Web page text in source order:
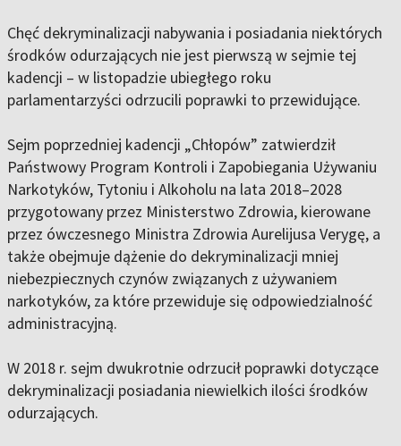
Chęć dekryminalizacji nabywania i posiadania niektórych
środków odurzających nie jest pierwszą w sejmie tej
kadencji – w listopadzie ubiegłego roku
parlamentarzyści odrzucili poprawki to przewidujące.
Sejm poprzedniej kadencji „Chłopów” zatwierdził
Państwowy Program Kontroli i Zapobiegania Używaniu
Narkotyków, Tytoniu i Alkoholu na lata 2018–2028
przygotowany przez Ministerstwo Zdrowia, kierowane
przez ówczesnego Ministra Zdrowia Aurelijusa Verygę, a
także obejmuje dążenie do dekryminalizacji mniej
niebezpiecznych czynów związanych z używaniem
narkotyków, za które przewiduje się odpowiedzialność
administracyjną.
W 2018 r. sejm dwukrotnie odrzucił poprawki dotyczące
dekryminalizacji posiadania niewielkich ilości środków
odurzających.